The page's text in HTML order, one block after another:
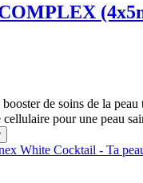
de soins de la peau
pour une peau